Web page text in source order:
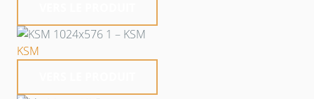
KSM